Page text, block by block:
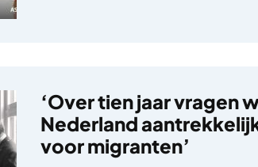
‘Over tien jaar vragen
Nederland
voor migranten’